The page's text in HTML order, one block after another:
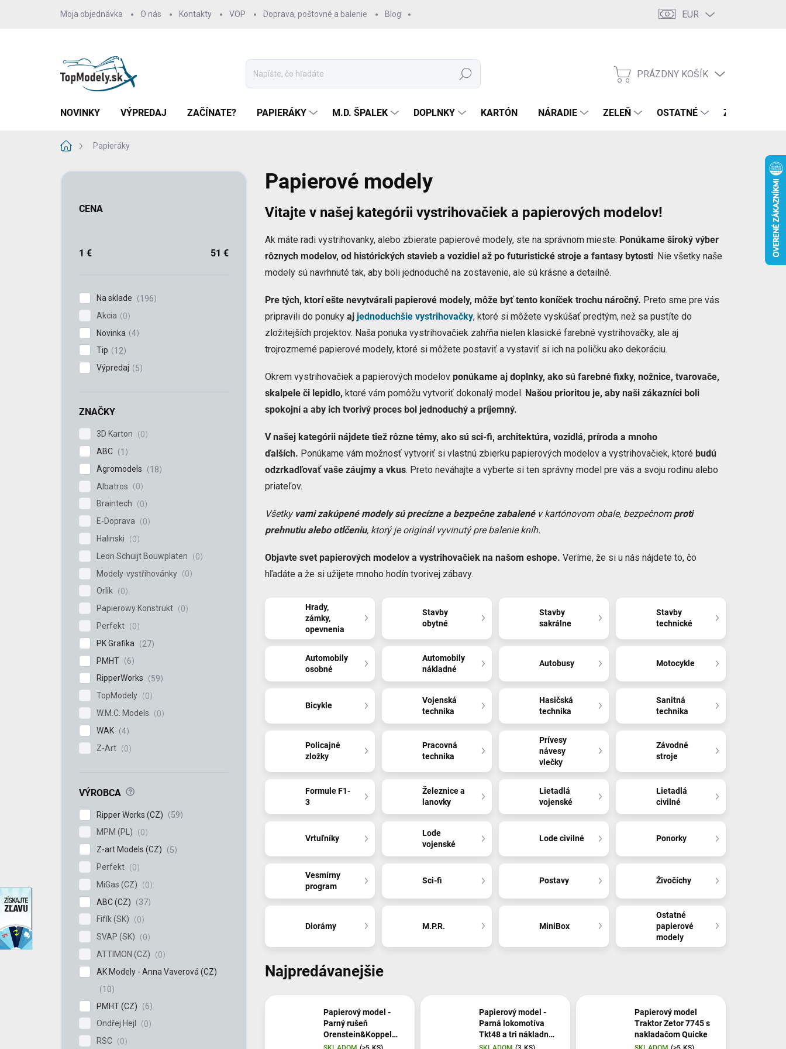
Moja objednávka O nás Kontakty VOP Doprava, poštovné a balenie Blog EUR
Hľadať
NÁKUPNÝ
PRÁZDNY KOŠÍK
NOVINKY VÝPREDAJ ZAČÍNATE? PAPIERÁKY M.D. ŠPALEK DOPLNKY KARTÓN NÁRADIE ZELEŇ OSTATNÉ ZNAČKY
DomovPapieráky
B
CENA
1 € 51 €
Na sklade
196
Akcia
0
Novinka
4
Tip
12
Výpredaj
5
ZNAČKY
3D Karton
0
ABC
1
Agromodels
18
Albatros
0
Braintech
0
E-Doprava
0
Halinski
0
Leon Schuijt Bouwplaten
0
Modely-vystřihovánky
0
Orlik
0
Papierowy Konstrukt
0
Perfekt
0
PK Grafika
27
PMHT
6
RipperWorks
59
TopModely
0
W.M.C. Models
0
WAK
4
Z-Art
0
VÝROBCA ?
Ripper Works (CZ)
59
MPM (PL)
0
Z-art Models (CZ)
5
Perfekt
0
MiGas (CZ)
0
ABC (CZ)
37
Fifík (SK)
0
SVAP (SK)
0
ATTIMON (CZ)
0
AK Modely - Anna Vaverová (CZ)
10
PMHT (CZ)
6
Ondřej Hejl
0
RSC
0
Papierové modely
Vitajte v našej kategórii vystrihovačiek a papierových modelov!
Ak máte radi vystrihovanky, alebo zbierate papierové modely, ste na správnom mieste. Ponúkame široký výber
rôznych modelov, od histórických stavieb a vozidiel až po futuristické stroje a fantasy bytosti. Nie všetky naše
modely sú navrhnuté tak, aby boli jednoduché na zostavenie, ale sú krásne a detailné.
Pre tých, ktorí ešte nevytvárali papierové modely, môže byť tento koníček trochu náročný. Preto sme pre vás
pripravili do ponuky aj jednoduchšie vystrihovačky, ktoré si môžete vyskúšať predtým, než sa pustíte do
zložitejších projektov. Naša ponuka vystrihovačiek zahŕňa nielen klasické farebné vystrihovačky, ale aj
trojrozmerné papierové modely, ktoré si môžete postaviť a vystaviť si ich na poličku ako dekoráciu.
Okrem vystrihovačiek a papierových modelov ponúkame aj doplnky, ako sú farebné fixky, nožnice, tvarovače,
skalpele či lepidlo, ktoré vám pomôžu vytvoriť dokonalý model. Našou prioritou je, aby naši zákazníci boli
spokojní a aby ich tvorivý proces bol jednoduchý a príjemný.
V našej kategórii nájdete tiež rôzne témy, ako sú sci-fi, architektúra, vozidlá, príroda a mnoho
ďalších. Ponúkame vám možnosť vytvoriť si vlastnú zbierku papierových modelov a vystrihovačiek, ktoré budú
odzrkadľovať vaše záujmy a vkus. Preto neváhajte a vyberte si ten správny model pre vás a svoju rodinu alebo
priateľov.
Všetky vami zakúpené modely sú precízne a bezpečne zabalenév kartónovom obale, bezpečnom proti
prehnutiu alebo otlčeniu, ktorý je originál vyvinutý pre balenie kníh.
Objavte svet papierových modelov a vystrihovačiek na našom eshope. Veríme, že si u nás nájdete to, čo
hľadáte a že si užijete mnoho hodín tvorivej zábavy.
Hrady,
zámky,
opevnenia
Stavby
obytné
Stavby
sakrálne
Stavby
technické
Automobily
osobné
Automobily
nákladné
Autobusy Motocykle
Bicykle
Vojenská
technika
Hasičská
technika
Sanitná
technika
Policajné
zložky
Pracovná
technika
Prívesy
návesy
vlečky
Závodné
stroje
Formule F1-
3
Železnice a
lanovky
Lietadlá
vojenské
Lietadlá
civilné
Vrtuľníky
Lode
vojenské
Lode civilné Ponorky
Vesmírny
program
Sci-fi Postavy Živočíchy
Diorámy M.P.R. MiniBox
Ostatné
papierové
modely
Najpredávanejšie
Papierový model -
Parný rušeň
Orenstein&Koppel
2911/1908 s vozňami
Papierový model -
Parná lokomotíva
Tkt48 a tri nákladné
vozne
Papierový model
Traktor Zetor 7745 s
nakladačom Quicke